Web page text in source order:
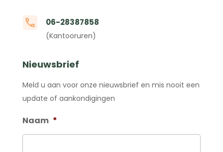
06-28387858
(Kantooruren)
Nieuwsbrief
Meld u aan voor onze nieuwsbrief en mis nooit een
update of aankondigingen
Naam *